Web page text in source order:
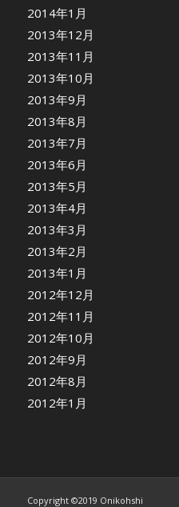
2014年1月
2013年12月
2013年11月
2013年10月
2013年9月
2013年8月
2013年7月
2013年6月
2013年5月
2013年4月
2013年3月
2013年2月
2013年1月
2012年12月
2012年11月
2012年10月
2012年9月
2012年8月
2012年1月
Copyright ©2019 Onikohshi